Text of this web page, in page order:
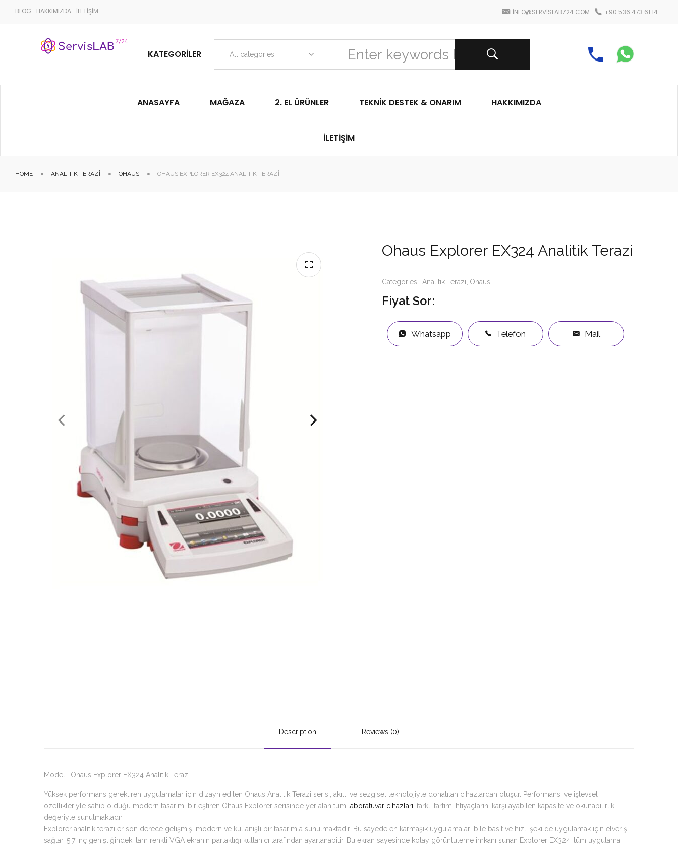
BLOG HAKKIMIZDA İLETİŞİM INFO@SERVISLAB724.COM +90 536 473 61 14
KATEGORILER All categories
ANASAYFA MAĞAZA 2. EL ÜRÜNLER TEKNIK DESTEK & ONARIM HAKKIMIZDA
İLETIŞIM
HOME ANALITIK TERAZI OHAUS OHAUS EXPLORER EX324 ANALITIK TERAZI
Ohaus Explorer EX324 Analitik Terazi
Categories: Analitik Terazi Ohaus
Fiyat Sor:
Whatsapp Telefon Mail
Description Reviews (0)
Model : Ohaus Explorer EX324 Analitik Terazi
Yüksek performans gerektiren uygulamalar için dizayn edilen Ohaus Analitik Terazi serisi; akıllı ve sezgisel teknolojiyle donatılan cihazlardan oluşur. Performansı ve işlevsel
özellikleriyle sahip olduğu modern tasarımı birleştiren Ohaus Explorer serisinde yer alan tüm laboratuvar cihazları , farklı tartım ihtiyaçlarını karşılayabilen kapasite ve okunabilirlik
değeriyle sunulmaktadır.
Explorer analitik teraziler son derece gelişmiş, modern ve kullanışlı bir tasarımla sunulmaktadır. Bu sayede en karmaşık uygulamaları bile basit ve hızlı şekilde uygulamak için elveriş
sağlar. 5,7 inç genişliğindeki tam renkli VGA ekranın parlaklığı kullanıcı tarafından ayarlanabilir. Bu ekran sayesinde kolay görüntüleme imkanı sunan Explorer EX324, tüm uygulama